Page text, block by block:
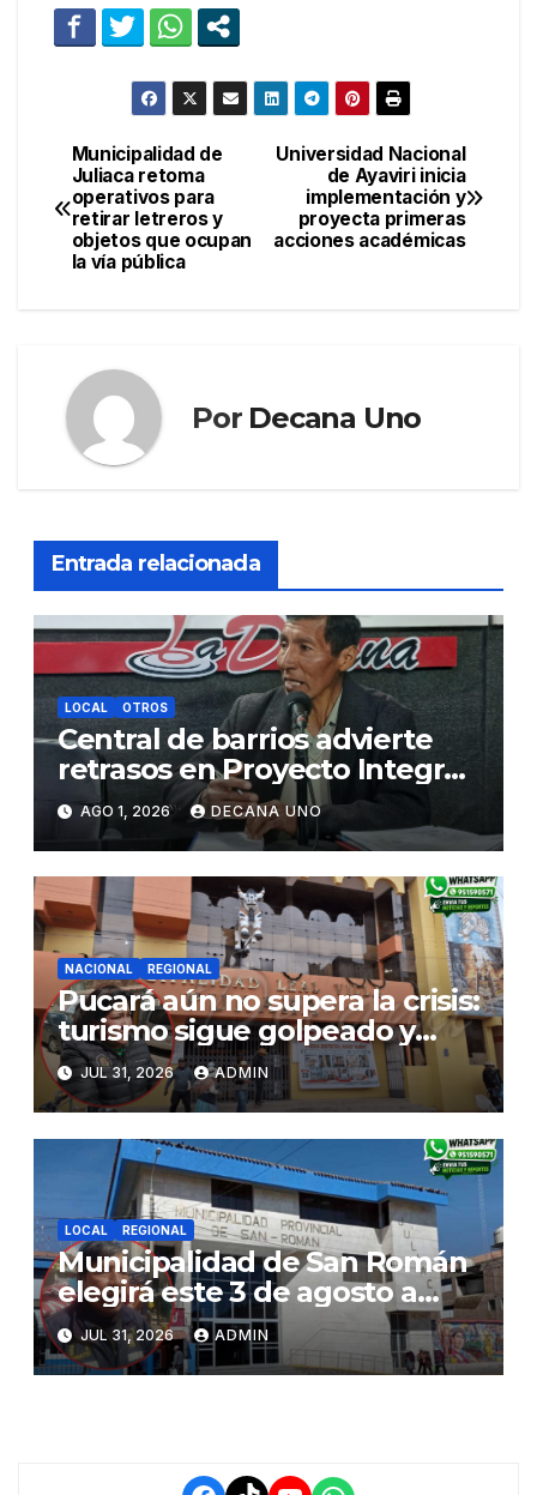
Navegación
de
entradas
Universidad Nacional
de Ayaviri inicia
implementación y
proyecta primeras
acciones académicas
Municipalidad de
Juliaca retoma
operativos para
retirar letreros y
objetos que ocupan
la vía pública
Por Decana Uno
Entrada relacionada
LOCAL OTROS
Central de barrios advierte
retrasos en Proyecto Integral
de Agua y Alcantarillado para
Juliaca
AGO 1, 2026 DECANA UNO
NACIONAL REGIONAL
Pucará aún no supera la crisis:
turismo sigue golpeado y
alcaldesa exige al nuevo
Gobierno fondos para obras
paralizadas
JUL 31, 2026 ADMIN
LOCAL REGIONAL
Municipalidad de San Román
elegirá este 3 de agosto a
representantes del Comité
de Seguridad y Salud en el
Trabajo
JUL 31, 2026 ADMIN